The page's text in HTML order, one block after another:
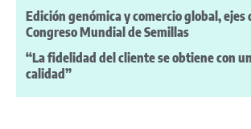
Edición genómica y comercio global, ejes
Congreso Mundial de Semillas
“La fidelidad del cliente se obtiene con
calidad”